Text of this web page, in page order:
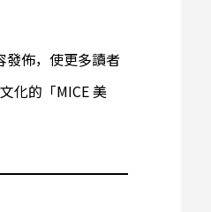
發佈，使更多讀者
化的「MICE 美